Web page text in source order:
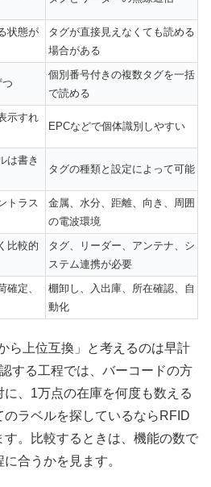
状態が
タグが直接見えなくても読める
場合がある
個別番号付きの複数タグを一括
で読める
示すれ
EPCなどで個体識別しやすい
は書き
タグの種類と設定によって可能
トラス
金属、水分、距離、向き、周囲
の電波環境
比較的
タグ、リーダー、アンテナ、シ
ステム連携が必要
確定、
棚卸し、入出庫、所在確認、自
動化
ら上位互換」と考えるのは早計
する工程では、バーコードの方
、1万点の在庫を何度も数える
ラベルを探しているならRFID
。比較するときは、機能の数で
合うかを見ます。